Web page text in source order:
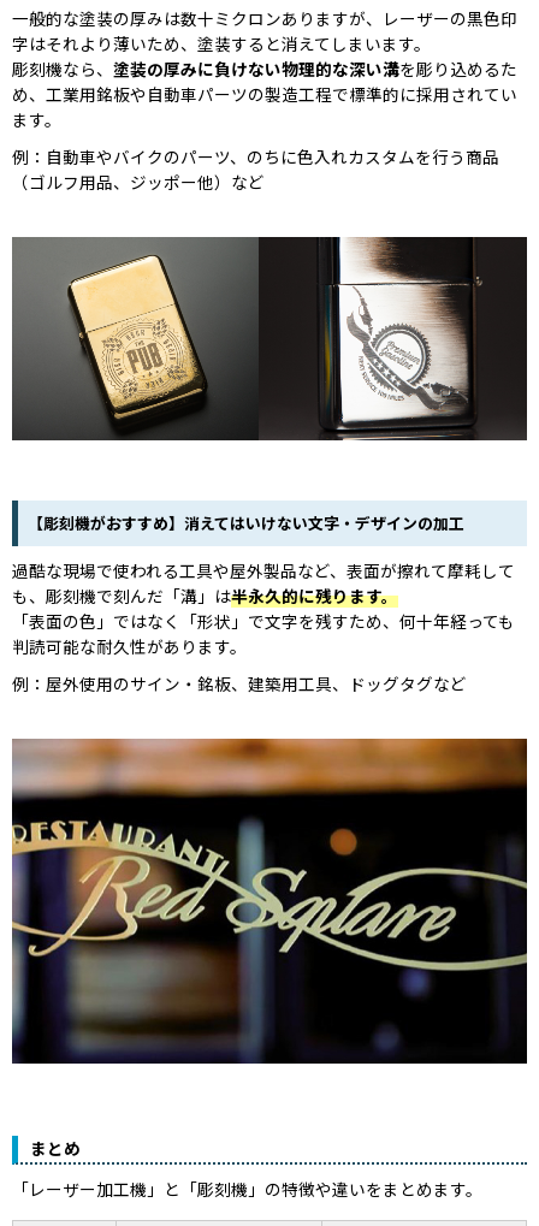
一般的な塗装の厚みは数十ミクロンありますが、レーザーの黒色印
字はそれより薄いため、塗装すると消えてしまいます。
彫刻機なら、 塗装の厚みに負けない物理的な深い溝を彫り込めるた
め、工業用銘板や自動車パーツの製造工程で標準的に採用されてい
ます。
例：自動車やバイクのパーツ、のちに色入れカスタムを行う商品
（ゴルフ用品、ジッポー他）など
【彫刻機がおすすめ】消えてはいけない文字・デザインの加工
過酷な現場で使われる工具や屋外製品など、表面が擦れて摩耗して
も、彫刻機で刻んだ「溝」は半永久的に残ります。
「表面の色」ではなく「形状」で文字を残すため、何十年経っても
判読可能な耐久性があります。
例：屋外使用のサイン・銘板、建築用工具、ドッグタグなど
まとめ
「レーザー加工機」と「彫刻機」の特徴や違いをまとめます。